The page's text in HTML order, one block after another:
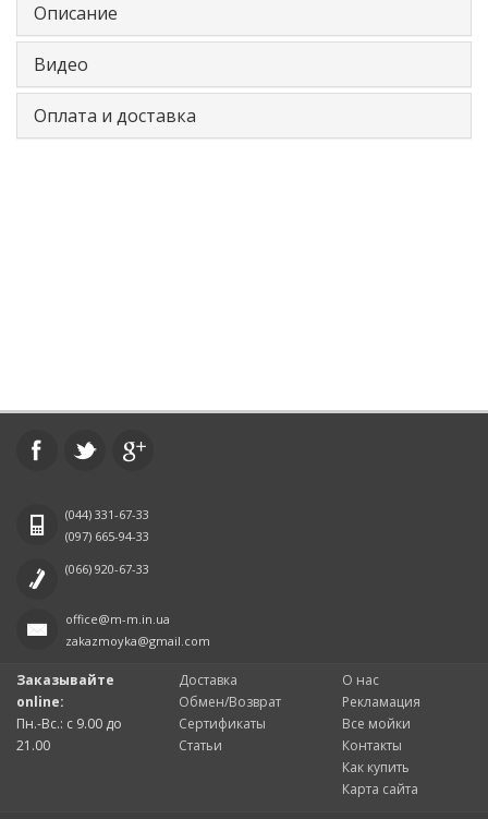
Описание
Видео
Оплата и доставка
(044) 331-67-33
(097) 665-94-33
(066) 920-67-33
office@m-m.in.ua
zakazmoyka@gmail.com
Заказывайте
online:
Пн.-Вс.: с 9.00 до
21.00
Доставка
Обмен/Возврат
Сертификаты
Статьи
О нас
Рекламация
Все мойки
Контакты
Как купить
Карта сайта